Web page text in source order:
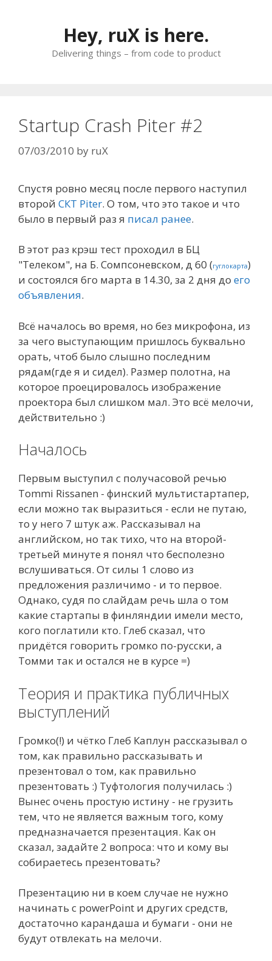
Hey, ruX is here.
Delivering things – from code to product
Startup Crash Piter #2
07/03/2010 by ruX
Спустя ровно месяц после первого наступил
второй СКТ Piter. О том, что это такое и что
было в первый раз я писал ранее.
В этот раз крэш тест проходил в БЦ
"Телеком", на Б. Сомпсоневском, д 60 (гуглокарта)
и состоялся 6го марта в 14.30, за 2 дня до его
объявления.
Всё началось во время, но без микрофона, из
за чего выступающим пришлось буквально
орать, чтоб было слышно последним
рядам(где я и сидел). Размер полотна, на
которое проецировалось изображение
проектора был слишком мал. Это всё мелочи,
действительно :)
Началось
Первым выступил с получасовой речью
Tommi Rissanen - финский мультистартапер,
если можно так выразиться - если не путаю,
то у него 7 штук аж. Рассказывал на
английском, но так тихо, что на второй-
третьей минуте я понял что бесполезно
вслушиваться. От силы 1 слово из
предложения различимо - и то первое.
Однако, судя по слайдам речь шла о том
какие стартапы в финляндии имели место,
кого поглатили кто. Глеб сказал, что
придётся говорить громко по-русски, а
Томми так и остался не в курсе =)
Теория и практика публичных
выступлений
Громко(!) и чётко Глеб Каплун рассказывал о
том, как правильно рассказывать и
презентовал о том, как правильно
презентовать :) Туфтология получилась :)
Вынес очень простую истину - не грузить
тем, что не является важным того, кому
предназначается презентация. Как он
сказал, задайте 2 вопроса: что и кому вы
собираетесь презентовать?
Презентацию ни в коем случае не нужно
начинать с powerPoint и других средств,
достаточно карандаша и бумаги - они не
будут отвлекать на мелочи.